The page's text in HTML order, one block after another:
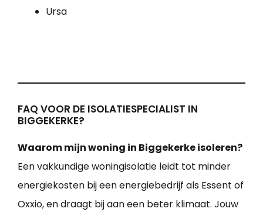
Ursa
FAQ VOOR DE ISOLATIESPECIALIST IN
BIGGEKERKE?
Waarom mijn woning in Biggekerke isoleren?
Een vakkundige woningisolatie leidt tot minder
energiekosten bij een energiebedrijf als Essent of
Oxxio, en draagt bij aan een beter klimaat. Jouw